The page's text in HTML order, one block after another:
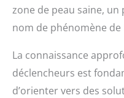
zone de peau saine,
nom de phénomène de
La connaissance
déclencheurs est
d’orienter vers des